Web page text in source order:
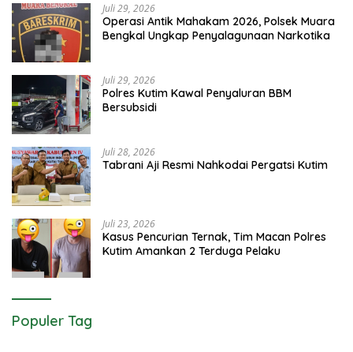
Juli 29, 2026
Operasi Antik Mahakam 2026, Polsek Muara
Bengkal Ungkap Penyalagunaan Narkotika
Juli 29, 2026
Polres Kutim Kawal Penyaluran BBM
Bersubsidi
Juli 28, 2026
Tabrani Aji Resmi Nahkodai Pergatsi Kutim
Juli 23, 2026
Kasus Pencurian Ternak, Tim Macan Polres
Kutim Amankan 2 Terduga Pelaku
Populer Tag